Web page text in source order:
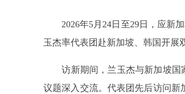
2026年5月24日至29日，应新加
玉杰率代表团赴新加坡、韩国开展
访新期间，兰玉杰与新加坡国家
议题深入交流。代表团先后访问